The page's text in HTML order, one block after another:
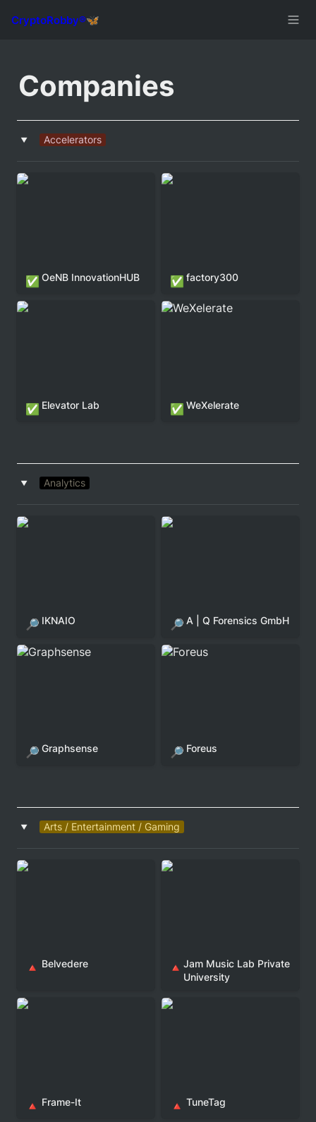
Companies
‣ Accelerators
✅ OeNB InnovationHUB
factory300
✅ factory300
Elevator Lab
✅ Elevator Lab
WeXelerate
✅ WeXelerate
‣ Analytics
🔎 IKNAIO 🔎 A | Q Forensics GmbH
Graphsense
🔎 Graphsense
Foreus
🔎 Foreus
‣ Arts / Entertainment / Gaming
🔺 Belvedere 🔺 Jam Music Lab Private
University
🔺 Frame-It 🔺 TuneTag